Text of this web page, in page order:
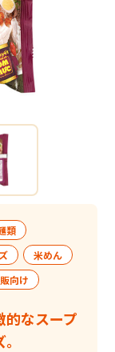
類
米めん
向け
的なスープ